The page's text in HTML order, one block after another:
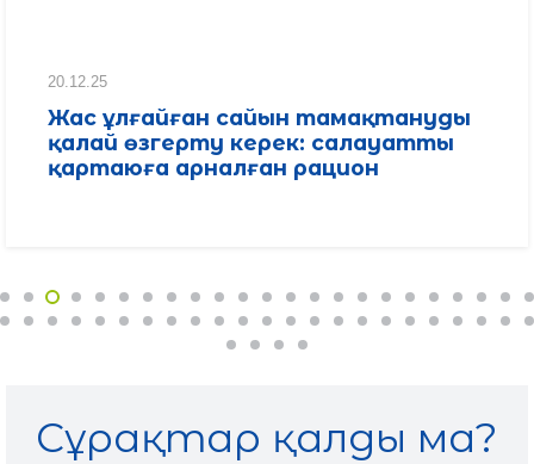
20.12.25
Жас ұлғайған сайын тамақтануды
қалай өзгерту керек: салауатты
қартаюға арналған рацион
Сұрақтар қалды ма?